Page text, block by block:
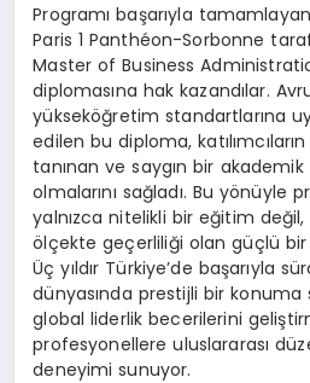
Programı başarıyla
Paris 1 Panthéon-Sorbonne
Master of Business
diplomasına hak kazandılar.
yükseköğretim standartlarına
edilen bu diploma,
tanınan ve saygın bir
olmalarını sağladı. Bu yönüyle
yalnızca nitelikli bir eğitim
ölçekte geçerliliği olan güçlü bir
Üç yıldır Türkiye’de başarıyla
dünyasında prestijli bir
global liderlik becerilerini
profesyonellere uluslararası
deneyimi sunuyor.